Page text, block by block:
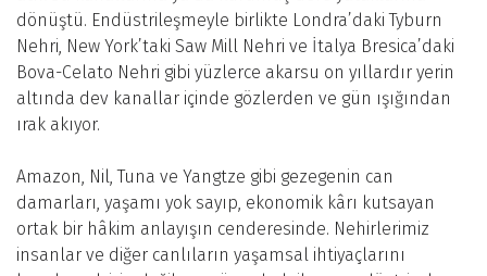
dönüştü. Endüstrileşmeyle birlikte Londra’daki Tyburn
Nehri, New York’taki Saw Mill Nehri ve İtalya Bresica’daki
Bova-Celato Nehri gibi yüzlerce akarsu on yıllardır yerin
altında dev kanallar içinde gözlerden ve gün ışığından
ırak akıyor.
Amazon, Nil, Tuna ve Yangtze gibi gezegenin can
damarları, yaşamı yok sayıp, ekonomik kârı kutsayan
ortak bir hâkim anlayışın cenderesinde. Nehirlerimiz
insanlar ve diğer canlıların yaşamsal ihtiyaçlarını